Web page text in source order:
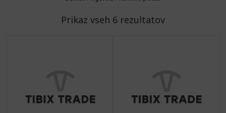
Prikaz vseh 6 rezultatov